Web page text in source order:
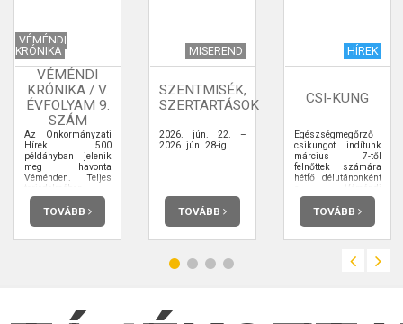
VÉMÉNDI
KRÓNIKA
VÉMÉNDI
KRÓNIKA / V.
ÉVFOLYAM 9.
SZÁM
Az Önkormányzati
Hírek 500
példányban jelenik
meg havonta
Véménden. Teljes
terjedelmében
elolvashatja.
TOVÁBB
MISEREND
SZENTMISÉK,
SZERTARTÁSOK
2026. jún. 22. –
2026. jún. 28-ig
TOVÁBB
HÍREK
CSI-KUNG
Egészségmegőrző
csikungot indítunk
március 7-től
felnőttek számára
hétfő délutánonként
a Véméndi
Sportcsarnokban
TOVÁBB